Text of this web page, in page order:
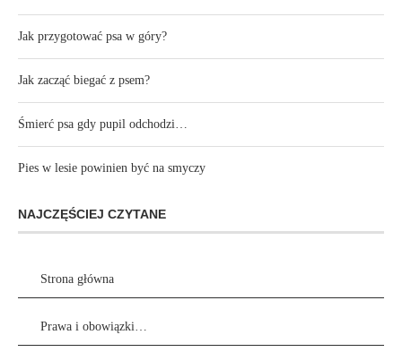
Jak przygotować psa w góry?
Jak zacząć biegać z psem?
Śmierć psa gdy pupil odchodzi…
Pies w lesie powinien być na smyczy
NAJCZĘŚCIEJ CZYTANE
Strona główna
Prawa i obowiązki…